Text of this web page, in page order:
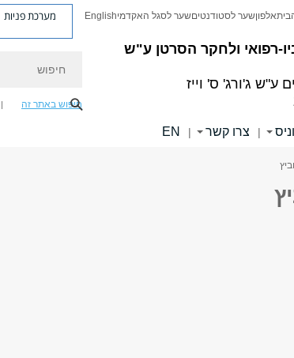
רפואי ולחקר הסרטן ע"ש
ע"ש ג'ורג' ס' וייז
אלפוןשער לסטודנטיםשער לסגל האקדמיEnglish מערכת פניות
חיפוש באתר זה
| צרו קשר |
EN